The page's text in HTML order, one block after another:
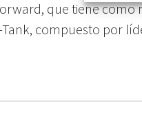
que tiene
compuesto por